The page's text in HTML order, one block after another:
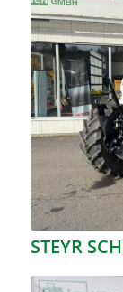
STEYR